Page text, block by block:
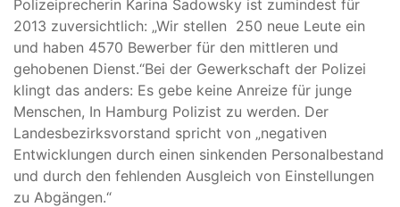
Polizeiprecherin Karina Sadowsky ist zumindest für
2013 zuversichtlich: „Wir stellen 250 neue Leute ein
und haben 4570 Bewerber für den mittleren und
gehobenen Dienst.“Bei der Gewerkschaft der Polizei
klingt das anders: Es gebe keine Anreize für junge
Menschen, In Hamburg Polizist zu werden. Der
Landesbezirksvorstand spricht von „negativen
Entwicklungen durch einen sinkenden Personalbestand
und durch den fehlenden Ausgleich von Einstellungen
zu Abgängen.“